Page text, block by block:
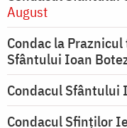
August
Condac la
Sfântului Ioan
Condacul Sfântului
Condacul Sfinţilor